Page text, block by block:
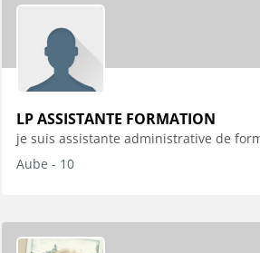
LP ASSISTANTE FORMATION
je suis assistante administrative de
Aube - 10